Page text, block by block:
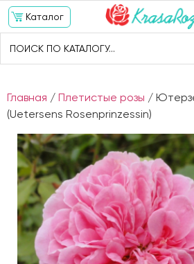
Каталог
Главная / Плетистые розы /
(Uetersens Rosenprinzessin)